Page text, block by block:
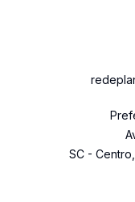
SC- Centro